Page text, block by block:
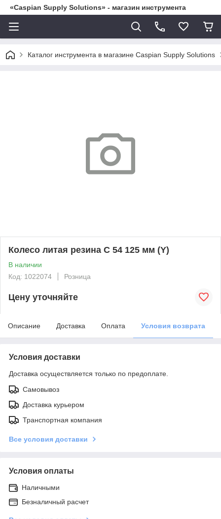
«Caspian Supply Solutions» - магазин инструмента
Каталог инструмента в магазине Caspian Supply Solutions
Колесо литая резина C 54 125 мм (Y)
В наличии
Код: 1022074
Розница
Цену уточняйте
Описание Доставка Оплата Условия возврата
Условия доставки
Доставка осуществляется только по предоплате.
Самовывоз
Доставка курьером
Транспортная компания
Все условия доставки
Условия оплаты
Наличными
Безналичный расчет